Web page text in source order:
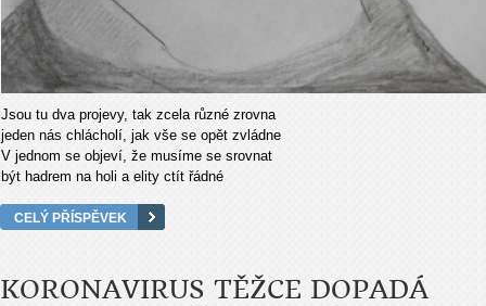
Jsou tu dva projevy, tak zcela různé zrovna
jeden nás chlácholí, jak vše se opět zvládne
V jednom se objeví, že musíme se srovnat
být hadrem na holi a elity ctít řádné
CELÝ PŘÍSPĚVEK
KORONAVIRUS TĚŽCE DOPADÁ